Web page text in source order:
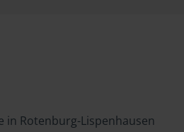
in Rotenburg-Lispenhausen